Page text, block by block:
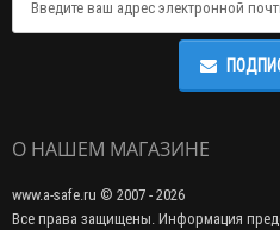
О НАШЕМ МАГАЗИНЕ
www.a-safe.ru © 2007 - 2026
Все права защищены. Информация